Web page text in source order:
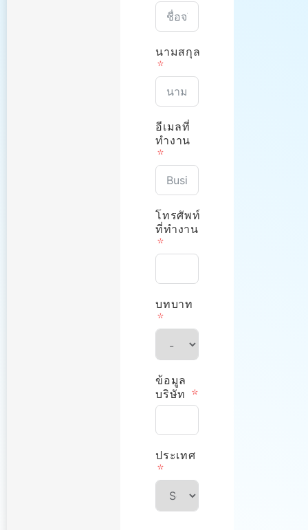
นามสกุล
อีเมลที่
ทำงาน
โทรศัพท์
ที่ทำงาน
บทบาท
ข้อมูล
บริษัท
ประเทศ